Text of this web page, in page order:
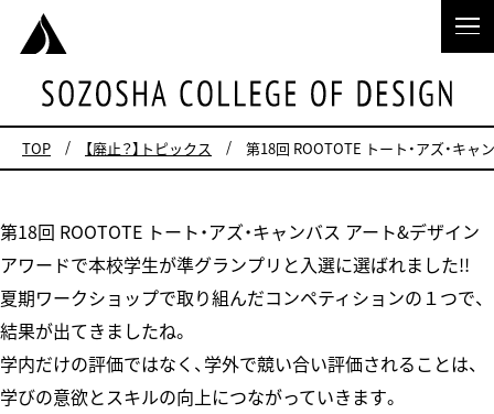
TOP 【廃止？】トピックス 第18回 ROOTOTE トート・アズ・キ
第18回 ROOTOTE トート・アズ・キャンバス アート&デザイン
アワードで本校学生が準グランプリと入選に選ばれました!!
夏期ワークショップで取り組んだコンペティションの１つで、
結果が出てきましたね。
学内だけの評価ではなく、学外で競い合い評価されることは、
学びの意欲とスキルの向上につながっていきます。